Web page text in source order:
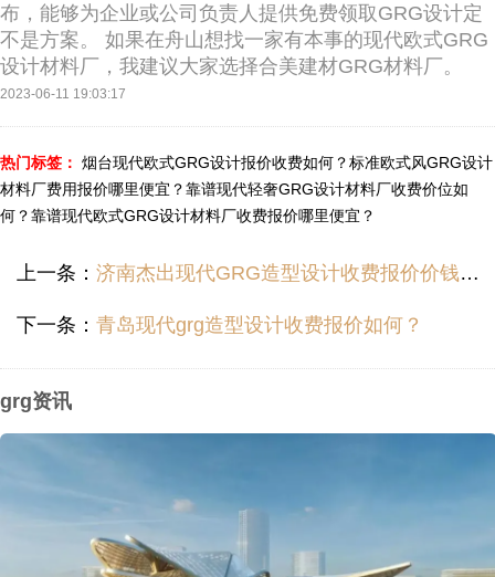
布，能够为企业或公司负责人提供免费领取GRG设计定
不是方案。 如果在舟山想找一家有本事的现代欧式GRG
设计材料厂，我建议大家选择合美建材GRG材料厂。
2023-06-11 19:03:17
热门标签： 烟台现代欧式GRG设计报价收费如何？标准欧式风GRG设计
材料厂费用报价哪里便宜？靠谱现代轻奢GRG设计材料厂收费价位如
何？靠谱现代欧式GRG设计材料厂收费报价哪里便宜？
上一条： 济南杰出现代GRG造型设计收费报价价钱多少？
下一条： 青岛现代grg造型设计收费报价如何？
grg资讯